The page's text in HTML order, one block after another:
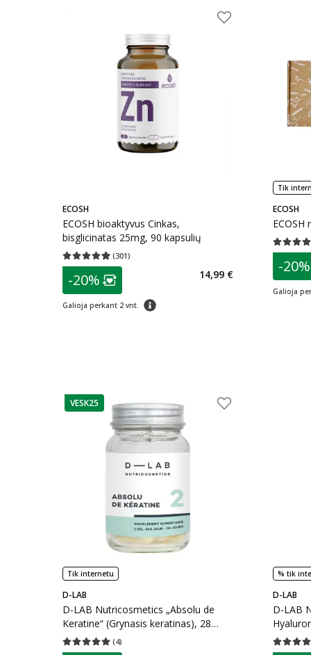
ECOSH
ECOSH bioaktyvus Cinkas,
bisglicinatas 25mg, 90 kapsulių
(301)
Vidutinis įvertinimas 4.92
patarimas
Lojalumo klubo narių nuolaida:
-20%
Galioja perkant 2 vnt. patarimas
14,99 €
Tik
ECOSH
ECOSH
Vidutinis
-20%
Galioja
patarimas
VESK25
Tik internetu
D-LAB
D-LAB Nutricosmetics „Absolu de
Keratine“ (Grynasis keratinas), 28
Kapsulės
(4)
Vidutinis įvertinimas 5.00
% tik
D-LAB
D-LAB
Vidutinis